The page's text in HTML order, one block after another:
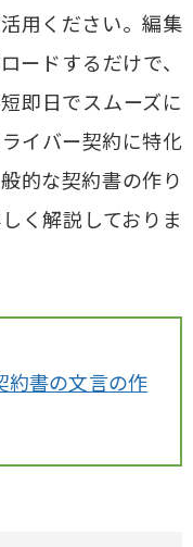
用ください。編集
ードするだけで、
即日でスムーズに
イバー契約に特化
的な契約書の作り
く解説しておりま
約書の文言の作